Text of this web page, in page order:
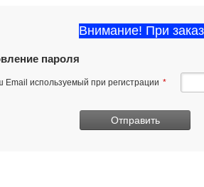
пароля
Email используемый при регистрации *